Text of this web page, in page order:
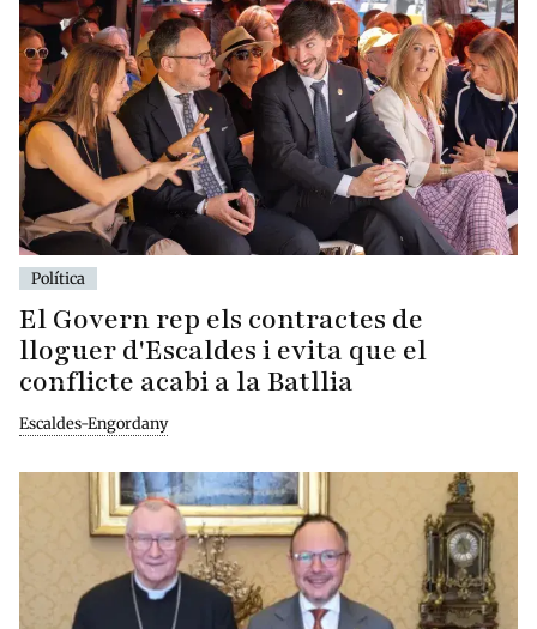
Política
El Govern rep els contractes de
lloguer d'Escaldes i evita que el
conflicte acabi a la Batllia
Escaldes-Engordany